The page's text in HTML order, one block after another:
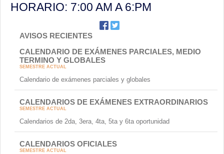
HORARIO: 7:00 AM A 6:PM
AVISOS RECIENTES
CALENDARIO DE EXÁMENES PARCIALES, MEDIO
TERMINO Y GLOBALES
SEMESTRE ACTUAL
Calendario de exámenes parciales y globales
CALENDARIOS DE EXÁMENES EXTRAORDINARIOS
SEMESTRE ACTUAL
Calendarios de 2da, 3era, 4ta, 5ta y 6ta oportunidad
CALENDARIOS OFICIALES
SEMESTRE ACTUAL